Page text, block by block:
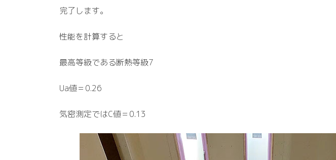
完了します。
性能を計算すると
最高等級である断熱等級7
Ua値＝0.26
気密測定ではC値＝0.13